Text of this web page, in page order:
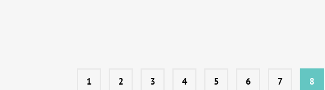
1 2 3 4 5 6 7 8